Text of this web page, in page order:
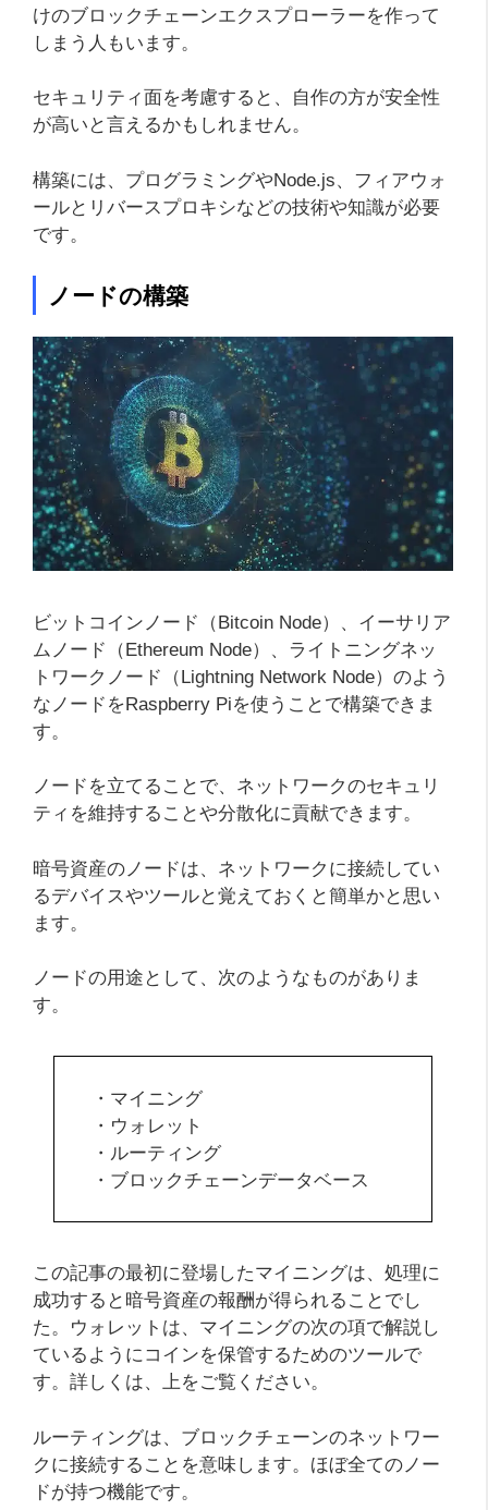
けのブロックチェーンエクスプローラーを作って
しまう人もいます。
セキュリティ面を考慮すると、自作の方が安全性
が高いと言えるかもしれません。
構築には、プログラミングやNode.js、フィアウォ
ールとリバースプロキシなどの技術や知識が必要
です。
ノードの構築
ビットコインノード（Bitcoin Node）、イーサリア
ムノード（Ethereum Node）、ライトニングネッ
トワークノード（Lightning Network Node）のよう
なノードをRaspberry Piを使うことで構築できま
す。
ノードを立てることで、ネットワークのセキュリ
ティを維持することや分散化に貢献できます。
暗号資産のノードは、ネットワークに接続してい
るデバイスやツールと覚えておくと簡単かと思い
ます。
ノードの用途として、次のようなものがありま
す。
・マイニング
・ウォレット
・ルーティング
・ブロックチェーンデータベース
この記事の最初に登場したマイニングは、処理に
成功すると暗号資産の報酬が得られることでし
た。ウォレットは、マイニングの次の項で解説し
ているようにコインを保管するためのツールで
す。詳しくは、上をご覧ください。
ルーティングは、ブロックチェーンのネットワー
クに接続することを意味します。ほぼ全てのノー
ドが持つ機能です。